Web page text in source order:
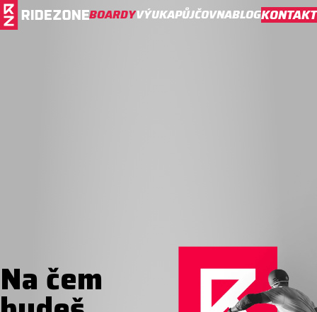
BOARDYVÝUKAPŮJČOVNABLOGKONTAKT
Na čem